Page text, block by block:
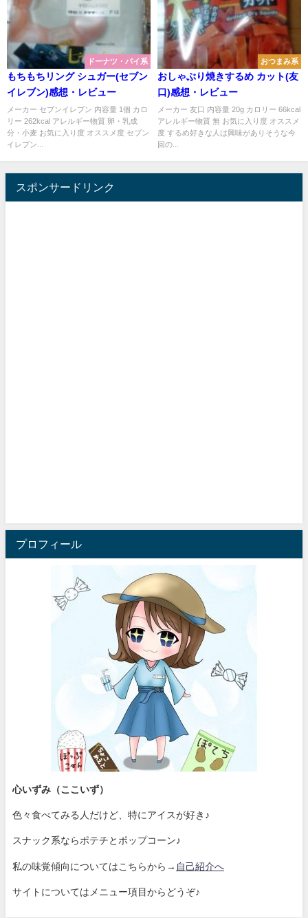
ドーナツ・パイ系
もちもちリング シュガー(セブン
イレブン)感想・レビュー
メーカー セブンイレブン 内容量 1個 カロ
リー 262kcal アレルギー物質 卵・乳成
分・小麦 お気に入り度 オススメ度 セブン
イレブン...
おつまみ系
おしゃぶり焼きするめ カット(友
口)感想・レビュー
メーカー 友口 内容量 20g カロリー 66kcal
アレルギー物質 無 お気に入り度 オススメ
度 するめ好きな人は興味がありそうな今
回の...
スポンサードリンク
プロフィール
心いずみ（ここいず）
色々食べてみる人だけど、特にアイスが好き♪
スナック系ならポテチとポップコーン♪
私の味覚傾向についてはこちらから→ 自己紹介へ
サイトについてはメニュー項目からどうぞ♪